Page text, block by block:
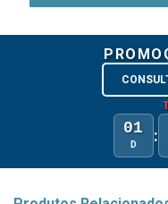
01
D :